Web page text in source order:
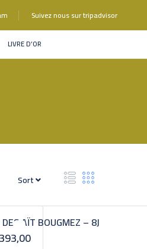
Suivez nous sur tripadvisor
LIVRE D’OR
Sort
AÏT BOUGMEZ – 8J